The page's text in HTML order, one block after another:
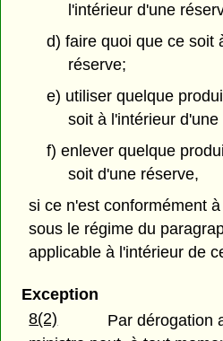
l'intérieur d'une
d) faire quoi que ce soit
réserve;
e) utiliser quelque
soit à l'intérieur d'une
f) enlever quelque
soit d'une réserve,
si ce n'est conformément
sous le régime du
applicable à l'intérieur de
Exception
8(2)
Par dérogation